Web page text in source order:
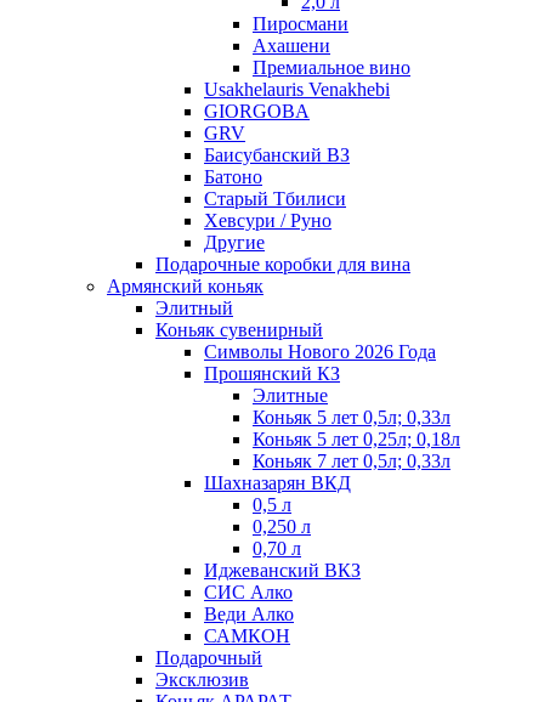
Пиросмани
Ахашени
Премиальное вино
Usakhelauris Venakhebi
GIORGOBA
GRV
Баисубанский ВЗ
Батоно
Старый Тбилиси
Хевсури / Руно
Другие
Подарочные коробки для вина
Армянский коньяк
Элитный
Коньяк сувенирный
Символы Нового 2026 Года
Прошянский КЗ
Элитные
Коньяк 5 лет 0,5л; 0,33л
Коньяк 5 лет 0,25л; 0,18л
Коньяк 7 лет 0,5л; 0,33л
Шахназарян ВКД
0,5 л
0,250 л
0,70 л
Иджеванский ВКЗ
СИС Алко
Веди Алко
САМКОН
Подарочный
Эксклюзив